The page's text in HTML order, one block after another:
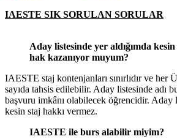
IAESTE SIK SORULAN SORULAR
Aday listesinde yer aldığımda
hak kazanıyor muyum?
IAESTE staj kontenjanları sınırlıdır ve her
sayıda tahsis edilebilir. Aday listesinde adı
başvuru imkânı olabilecek öğrencidir. Aday
kesin staj hakkı vermez.
IAESTE ile burs alabilir miyim?